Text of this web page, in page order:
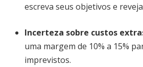
escreva seus objetivos e
Incerteza sobre custos
uma margem de 10% a 15%
imprevistos.